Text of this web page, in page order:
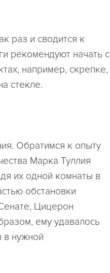
раз и сводится к
рекомендуют начать с
например, скрепке,
стекле.
Обратимся к опыту
Марка Туллия
их одной комнаты в
обстановки
Цицерон
ему удавалось
в нужной